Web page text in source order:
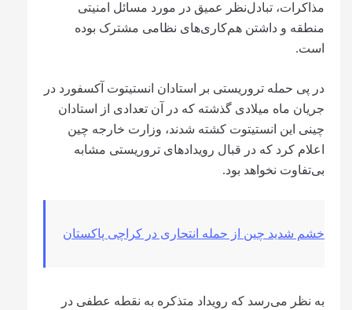
مذاکرات، تبادل‌نظر عمیق در مورد مسائل امنیتی
منطقه و داشتن هم‌کاری‌های نظامی مشترک بوده
است.
در پی حمله تروریستی بر استادان انستیتوت آکسفورد در
جریان ماه میلادی گذشته که در آن تعدادی از استادان
چینی این انستیتوت کشته شدند، وزارت خارجه چین
اعلام کرد که در قبال رویدادهای تروریستی مشابه
بی‌تفاوت نخواهد بود.
خشم شدید چین از حمله انتحاری در کراچی پاکستان
به نظر می‌رسد که رویداد متذکره به نقطه عطفی در